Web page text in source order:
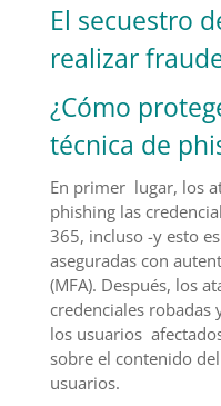
El secuestro
realizar
¿Cómo
técnica de
En primer lugar, los
phishing las
365, incluso -y esto
aseguradas con
(MFA). Después, los
credenciales robadas
los usuarios
sobre el contenido
usuarios.